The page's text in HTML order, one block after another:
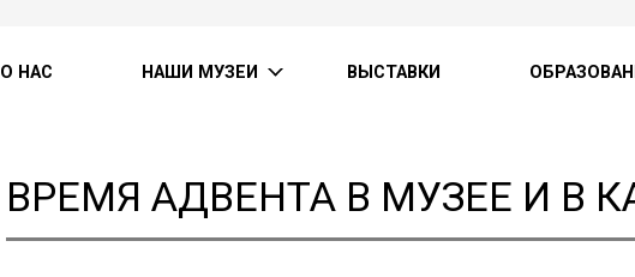
О НАС НАШИ МУЗЕИ ВЫСТАВКИ
ВРЕМЯ АДВЕНТА В МУЗЕЕ И В